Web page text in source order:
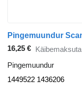
16,25 € Käibemaksuta
Pingemuundur
1449522 1436206